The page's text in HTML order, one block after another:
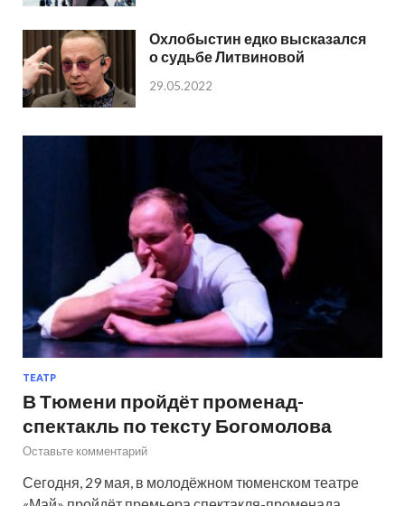
Охлобыстин едко высказался
о судьбе Литвиновой
29.05.2022
ТЕАТР
В Тюмени пройдёт променад-
спектакль по тексту Богомолова
Оставьте комментарий
Сегодня, 29 мая, в молодёжном тюменском театре